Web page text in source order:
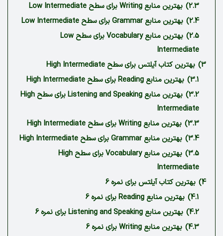
2.3) بهترین منابع Writing برای سطح Low Intermediate
2.4) بهترین منابع Grammar برای سطح Low Intermediate
2.5)
بهترین منابع Vocabulary برای سطح Low
Intermediate
3) بهترین کتاب آیلتس برای سطح ‏High Intermediate
3.1) بهترین منابع Reading برای سطح High Intermediate
3.2)
بهترین منابع Listening and Speaking برای سطح High
Intermediate
3.3) بهترین منابع Writing برای سطح High Intermediate
3.4) بهترین منابع Grammar برای سطح High Intermediate
3.5)
بهترین منابع Vocabulary برای سطح High
Intermediate
4) بهترین کتاب آیلتس برای نمره 6‏
4.1) بهترین منابع Reading برای نمره 6
4.2) بهترین منابع Listening and Speaking برای نمره 6
4.3) بهترین منابع Writing برای نمره 6